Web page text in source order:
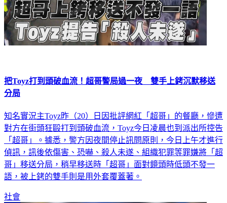
把Toyz打到頭破血流！超哥警局過一夜 雙手上銬沉默移送
分局
知名實況主Toyz昨（20）日因批評網紅「超哥」的餐廳，慘遭
對方在街頭狂毆打到頭破血流，Toyz今日凌晨也到派出所控告
「超哥」。據悉，警方因夜間停止訊問原則，今日上午才進行
偵訊，訊後依傷害、恐嚇、殺人未遂、組織犯罪等罪嫌將「超
哥」移送分局，稍早移送時「超哥」面對鏡頭時低頭不發一
語，被上銬的雙手則是用外套覆蓋著。
社會